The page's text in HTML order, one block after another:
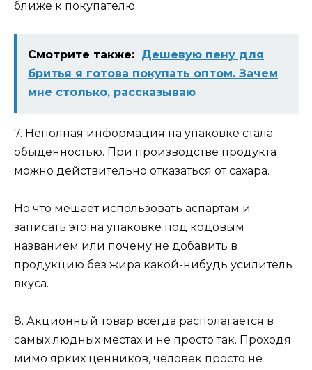
ближе к покупателю.
Смотрите также: Дешевую пену для
бритья я готова покупать оптом. Зачем
мне столько, рассказываю
7. Неполная информация на упаковке стала
обыденностью. При производстве продукта
можно действительно отказаться от сахара.
Но что мешает использовать аспартам и
записать это на упаковке под кодовым
названием или почему не добавить в
продукцию без жира какой-нибудь усилитель
вкуса.
8. Акционный товар всегда располагается в
самых людных местах и не просто так. Проходя
мимо ярких ценников, человек просто не